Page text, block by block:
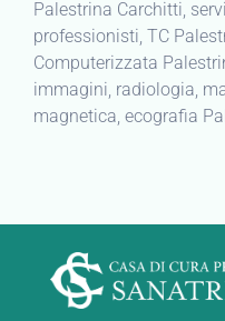
Palestrina Carchitti,
professionisti, TC
Computerizzata
immagini, radiologia,
magnetica, ecografia